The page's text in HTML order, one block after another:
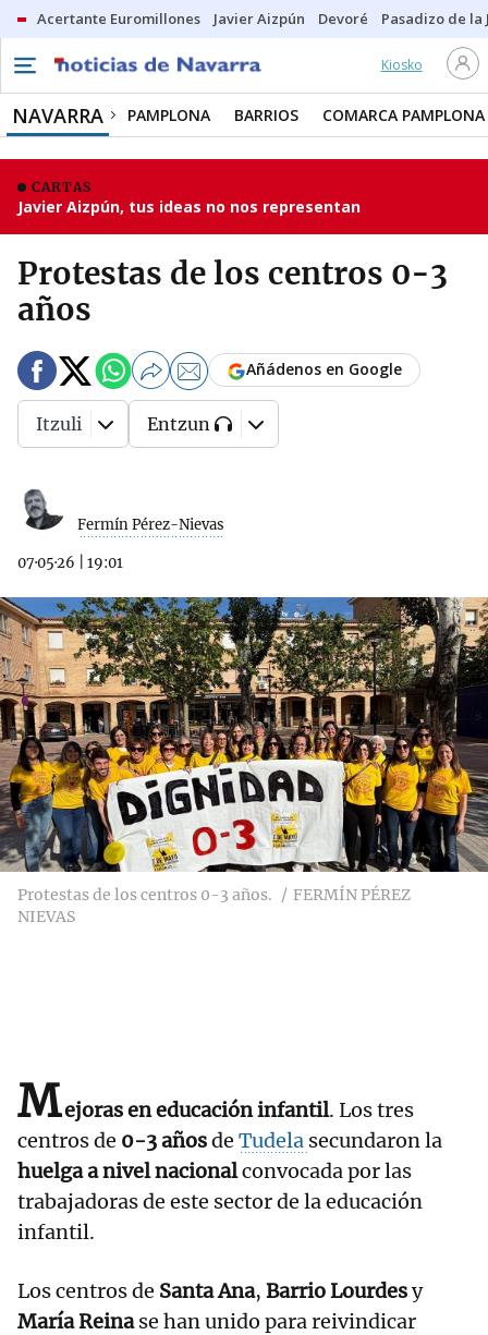
Acertante Euromillones Javier Aizpún Devoré Pasadizo de la
Kiosko
NAVARRA PAMPLONA BARRIOS COMARCA PAMPLONA
CARTAS
Javier Aizpún, tus ideas no nos representan
Protestas de los centros 0-3
años
Fermín Pérez-Nievas
07·05·26 19:01
Añádenos en Google
Itzuli Entzun
Protestas de los centros 0-3 años.
FERMÍN PÉREZ
NIEVAS
Mejoras en educación infantil. Los tres
centros de 0-3 añosde Tudela secundaron la
huelga a nivel nacionalconvocada por las
trabajadoras de este sector de la educación
infantil.
Los centros de Santa Ana, Barrio Lourdesy
María Reinase han unido para reivindicar